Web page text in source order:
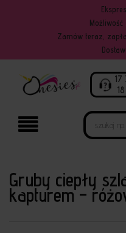
Zamów teraz,
17
Gruby ciepły
kapturem –